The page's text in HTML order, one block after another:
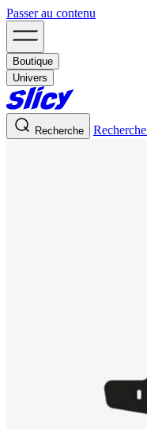
Passer au contenu
Boutique
Univers
Recherche Recherche